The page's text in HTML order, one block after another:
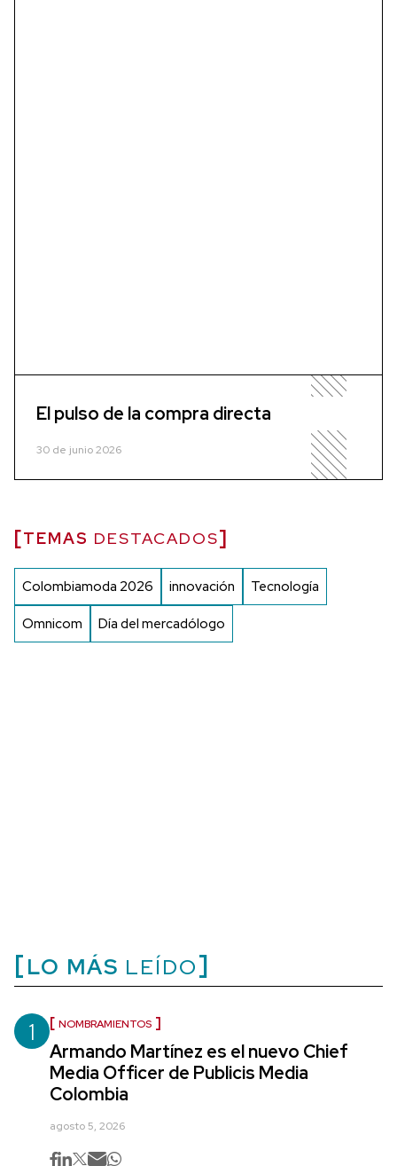
El pulso de la compra directa
30 de junio 2026
TEMAS DESTACADOS
Colombiamoda 2026 innovación Tecnología
Omnicom Día del mercadólogo
LO MÁS LEÍDO
1 NOMBRAMIENTOS
Armando Martínez es el nuevo Chief
Media Officer de Publicis Media
Colombia
agosto 5, 2026